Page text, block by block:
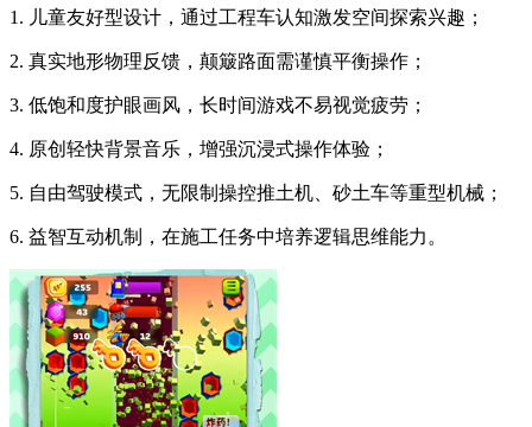
1. 儿童友好型设计，通过工程车认知激发空间探索兴趣；
2. 真实地形物理反馈，颠簸路面需谨慎平衡操作；
3. 低饱和度护眼画风，长时间游戏不易视觉疲劳；
4. 原创轻快背景音乐，增强沉浸式操作体验；
5. 自由驾驶模式，无限制操控推土机、砂土车等重型机械；
6. 益智互动机制，在施工任务中培养逻辑思维能力。